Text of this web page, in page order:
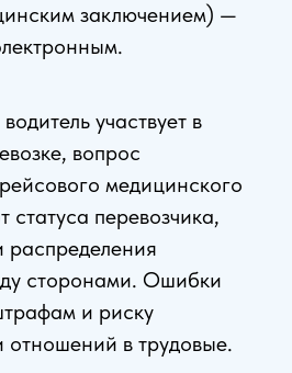
заключением) —
участвует в
вопрос
медицинского
статуса перевозчика,
распределения
сторонами. Ошибки
и риску
отношений в трудовые.